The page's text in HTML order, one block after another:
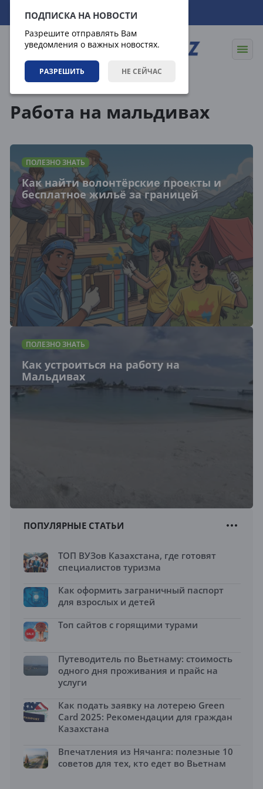
ПОДПИСКА НА НОВОСТИ
Разрешите отправлять Вам
уведомления о важных новостях.
РАЗРЕШИТЬ НЕ СЕЙЧАС
07.08.2026 13:20:22
Работа на мальдивах
ПОЛЕЗНО ЗНАТЬ
Как найти волонтёрские проекты и
бесплатное жильё за границей
ПОЛЕЗНО ЗНАТЬ
Как устроиться на работу на
Мальдивах
ПОПУЛЯРНЫЕ СТАТЬИ
ТОП ВУЗов Казахстана, где готовят
специалистов туризма
Как оформить заграничный паспорт
для взрослых и детей
Топ сайтов с горящими турами
Путеводитель по Вьетнаму: стоимость
одного дня проживания и прайс на
услуги
Как подать заявку на лотерею Green
Card 2025: Рекомендации для граждан
Казахстана
Впечатления из Нячанга: полезные 10
советов для тех, кто едет во Вьетнам